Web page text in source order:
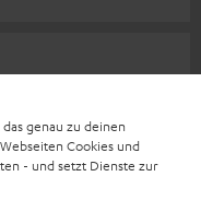
genau zu deinen
Cookies und
- und setzt Dienste zur